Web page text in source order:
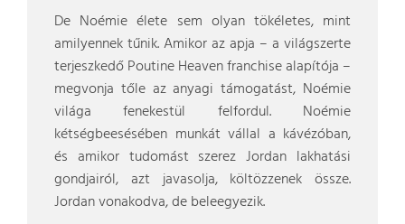
De Noémie élete sem olyan tökéletes, mint
amilyennek tűnik. Amikor az apja – a világszerte
terjeszkedő Poutine Heaven franchise alapítója –
megvonja tőle az anyagi támogatást, Noémie
világa fenekestül felfordul. Noémie
kétségbeesésében munkát vállal a kávézóban,
és amikor tudomást szerez Jordan lakhatási
gondjairól, azt javasolja, költözzenek össze.
Jordan vonakodva, de beleegyezik.